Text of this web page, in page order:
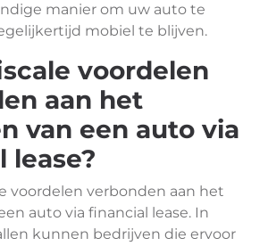
manier om uw auto te
mobiel te blijven.
voordelen
aan het
van een auto via
lease?
voordelen verbonden aan het
auto via financial lease. In
kunnen bedrijven die ervoor